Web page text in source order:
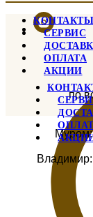
КОНТАКТЫ
СЕРВИС
ОПЛАТА
АКЦИИ
по
Владимир: